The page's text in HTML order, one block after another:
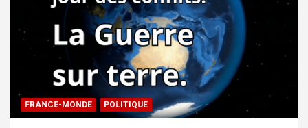
FRANCE-MONDE POLITIQUE